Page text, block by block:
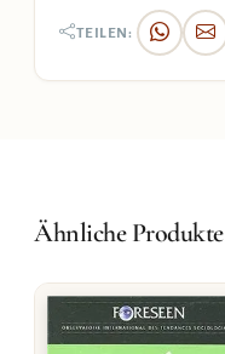
TEILEN:
Ähnliche Produkte